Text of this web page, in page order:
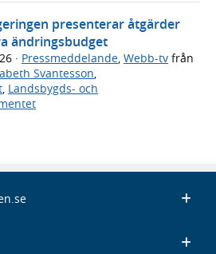
presenterar åtgärder
ändringsbudget
· Pressmeddelande Webb-tv från
Svantesson
Landsbygds- och